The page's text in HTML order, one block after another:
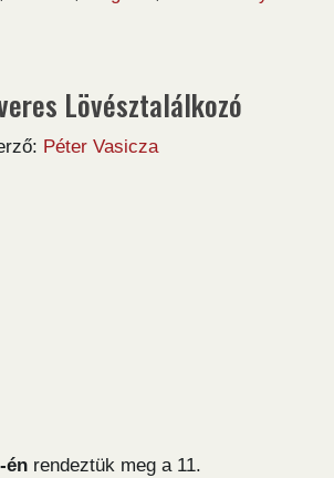
Lövésztalálkozó
Péter Vasicza
én rendeztük meg a 11.